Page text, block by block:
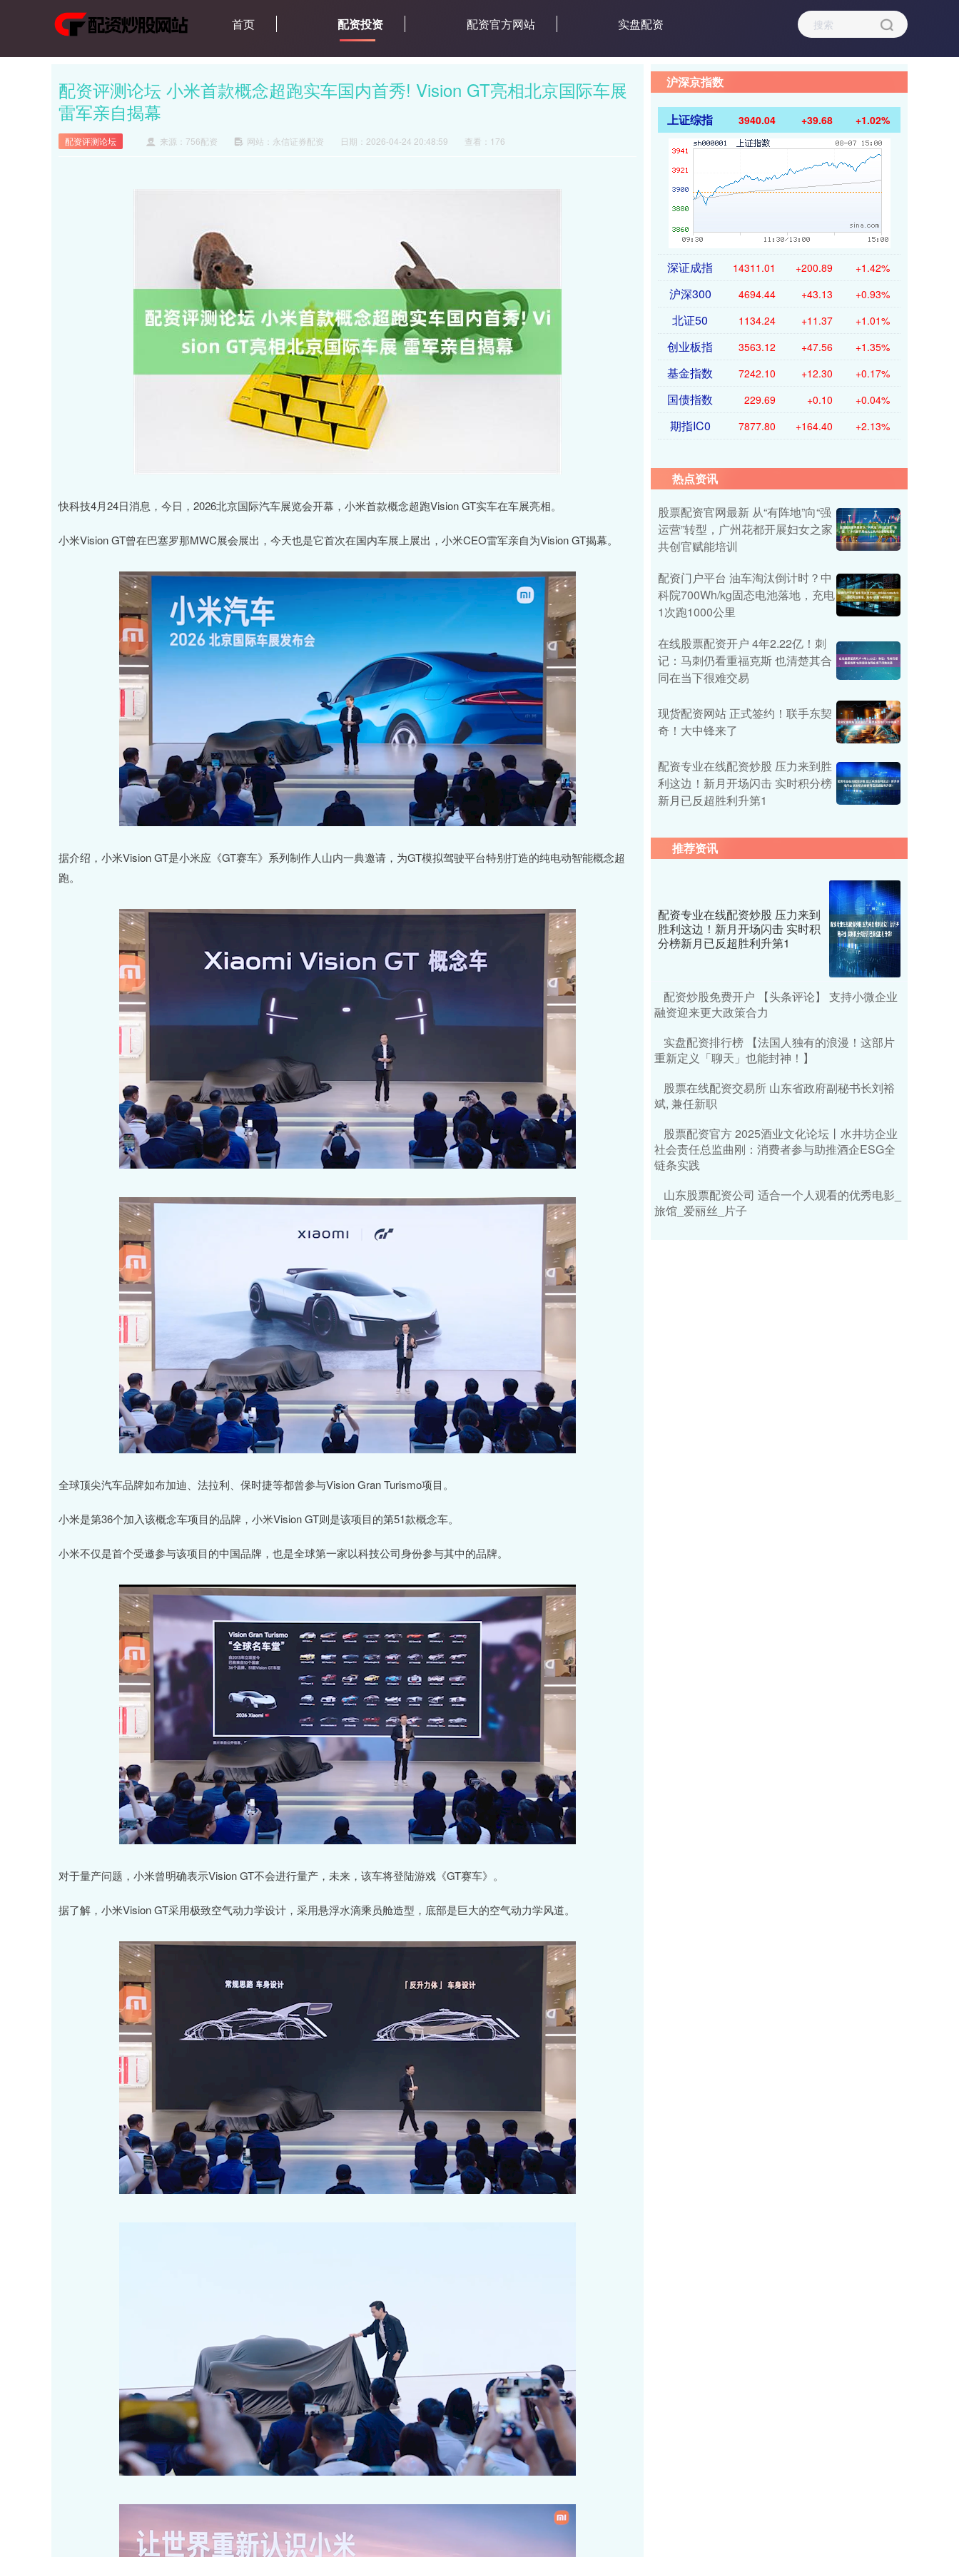
首页 配资投资 配资官方网站 实盘配资
配资评测论坛 小米首款概念超跑实车国内首秀! Vision GT亮相北京国际车展
雷军亲自揭幕
配资评测论坛 来源：756配资 网站：永信证券配资 日期：2026-04-24 20:48:59 查看：176
快科技4月24日消息，今日，2026北京国际汽车展览会开幕，小米首款概念超跑Vision GT实车在车展亮相。
小米Vision GT曾在巴塞罗那MWC展会展出，今天也是它首次在国内车展上展出，小米CEO雷军亲自为Vision GT揭幕。
据介绍，小米Vision GT是小米应《GT赛车》系列制作人山内一典邀请，为GT模拟驾驶平台特别打造的纯电动智能概念超
跑。
全球顶尖汽车品牌如布加迪、法拉利、保时捷等都曾参与Vision Gran Turismo项目。
小米是第36个加入该概念车项目的品牌，小米Vision GT则是该项目的第51款概念车。
小米不仅是首个受邀参与该项目的中国品牌，也是全球第一家以科技公司身份参与其中的品牌。
对于量产问题，小米曾明确表示Vision GT不会进行量产，未来，该车将登陆游戏《GT赛车》。
据了解，小米Vision GT采用极致空气动力学设计，采用悬浮水滴乘员舱造型，底部是巨大的空气动力学风道。
沪深京指数
上证综指 3940.04 +39.68 +1.02%
深证成指 14311.01 +200.89 +1.42%
沪深300 4694.44 +43.13 +0.93%
北证50 1134.24 +11.37 +1.01%
创业板指 3563.12 +47.56 +1.35%
基金指数 7242.10 +12.30 +0.17%
国债指数 229.69 +0.10 +0.04%
期指IC0 7877.80 +164.40 +2.13%
热点资讯
股票配资官网最新 从“有阵地”向“强
运营”转型，广州花都开展妇女之家
共创官赋能培训
配资门户平台 油车淘汰倒计时？中
科院700Wh/kg固态电池落地，充电
1次跑1000公里
在线股票配资开户 4年2.22亿！刺
记：马刺仍看重福克斯 也清楚其合
同在当下很难交易
现货配资网站 正式签约！联手东契
奇！大中锋来了
配资专业在线配资炒股 压力来到胜
利这边！新月开场闪击 实时积分榜
新月已反超胜利升第1
推荐资讯
配资专业在线配资炒股 压力来到
胜利这边！新月开场闪击 实时积
分榜新月已反超胜利升第1
配资炒股免费开户 【头条评论】 支持小微企业
融资迎来更大政策合力
实盘配资排行榜 【法国人独有的浪漫！这部片
重新定义「聊天」也能封神！】
股票在线配资交易所 山东省政府副秘书长刘裕
斌, 兼任新职
股票配资官方 2025酒业文化论坛丨水井坊企业
社会责任总监曲刚：消费者参与助推酒企ESG全
链条实践
山东股票配资公司 适合一个人观看的优秀电影_
旅馆_爱丽丝_片子